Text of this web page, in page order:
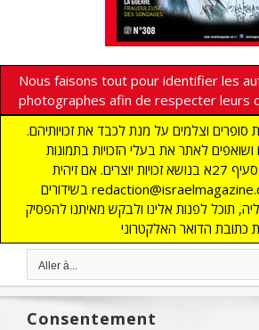
Nous faisons tout pour identifier les
photographes afin de respecter leurs
סופרים וצלמים על מנת לכבד את זכויותיהם.
ושואפים לאתר את בעלי הזכויות בתמונות
המגיעות אלינו כנדרש בסעיף 27א בנושא זכויות יוצרים. אם זיהית
בשידורים redaction@israelmagazine.co.il שלנו תמונה שאתה
תוכל לפנות אלינו ולבקש מאיתנו להפסיק
הדואר האלקטרוני
Aller à...
Consentement